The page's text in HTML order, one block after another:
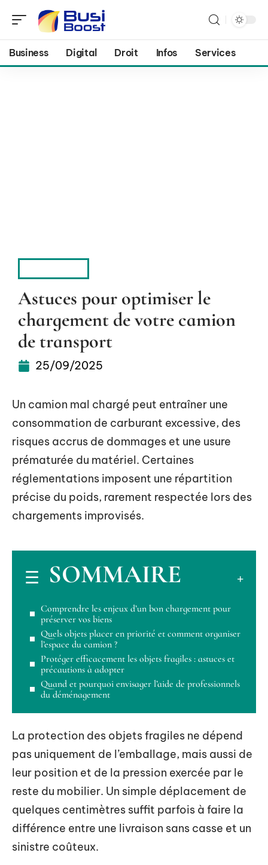
Business Digital Droit Infos Services
Astuces pour optimiser le
chargement de votre camion
de transport
25/09/2025
Un camion mal chargé peut entraîner une
consommation de carburant excessive, des
risques accrus de dommages et une usure
prématurée du matériel. Certaines
réglementations imposent une répartition
précise du poids, rarement respectée lors des
chargements improvisés.
SOMMAIRE
Comprendre les enjeux d’un bon chargement pour
préserver vos biens
Quels objets placer en priorité et comment organiser
l’espace du camion ?
Protéger efficacement les objets fragiles : astuces et
précautions à adopter
Quand et pourquoi envisager l’aide de professionnels
du déménagement
La protection des objets fragiles ne dépend
pas uniquement de l’emballage, mais aussi de
leur position et de la pression exercée par le
reste du mobilier. Un simple déplacement de
quelques centimètres suffit parfois à faire la
différence entre une livraison sans casse et un
sinistre coûteux.